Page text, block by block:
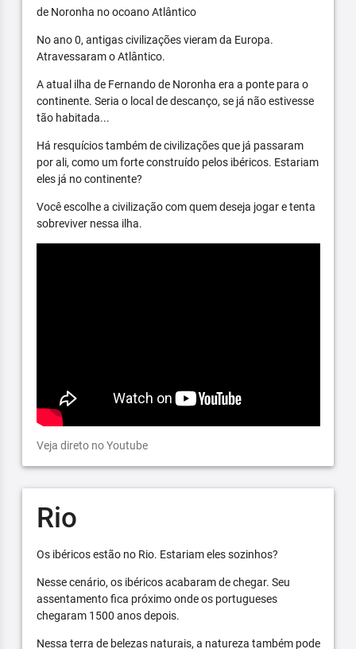
de Noronha no ocoano Atlântico
No ano 0, antigas civilizações vieram da Europa.
Atravessaram o Atlântico.
A atual ilha de Fernando de Noronha era a ponte para o
continente. Seria o local de descanço, se já não estivesse
tão habitada...
Há resquícios também de civilizações que já passaram
por ali, como um forte construído pelos ibéricos. Estariam
eles já no continente?
Você escolhe a civilização com quem deseja jogar e tenta
sobreviver nessa ilha.
Veja direto no Youtube
Rio
Os ibéricos estão no Rio. Estariam eles sozinhos?
Nesse cenário, os ibéricos acabaram de chegar. Seu
assentamento fica próximo onde os portugueses
chegaram 1500 anos depois.
Nessa terra de belezas naturais, a natureza também pode